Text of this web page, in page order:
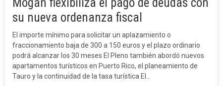
su nueva ordenanza fiscal
El importe mínimo para solicitar un aplazamiento o
fraccionamiento baja de 300 a 150 euros y el plazo ordinario
podrá alcanzar los 30 meses El Pleno también abordó nuevos
apartamentos turísticos en Puerto Rico, el planeamiento de
Tauro y la continuidad de la tasa turística El…